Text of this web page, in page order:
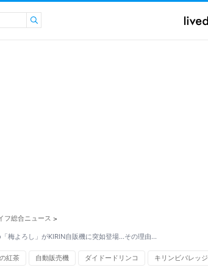
フ総合ニュース >
梅よろし」がKIRIN自販機に突如登場…その理由…
紅茶 自動販売機 ダイドードリンコ キリンビバレッジ